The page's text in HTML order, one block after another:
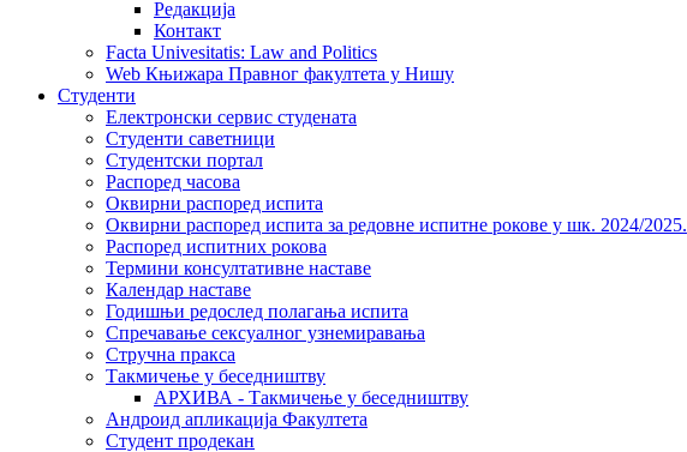
Редакција
Контакт
Facta Univesitatis: Law and Politics
Web Књижара Правног факултета у Нишу
Студенти
Електронски сервис студената
Студенти саветници
Студентски портал
Распоред часова
Оквирни распоред испита
Оквирни распоред испита за редовне испитне рокове у шк. 2024/2025.
Распоред испитних рокова
Термини консултативне наставе
Календар наставе
Годишњи редослед полагања испита
Спречавање сексуалног узнемиравања
Стручна пракса
Такмичење у беседништву
АРХИВА - Такмичење у беседништву
Андроид апликација Факултета
Студент продекан